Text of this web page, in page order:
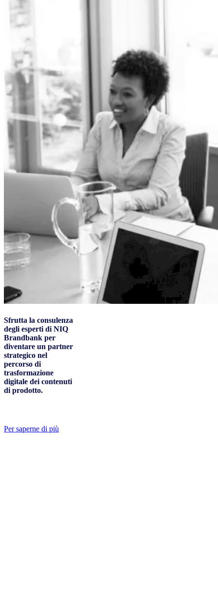
Sfrutta la consulenza
degli esperti di NIQ
Brandbank per
diventare un partner
strategico nel
percorso di
trasformazione
digitale dei contenuti
di prodotto.
Per saperne di più